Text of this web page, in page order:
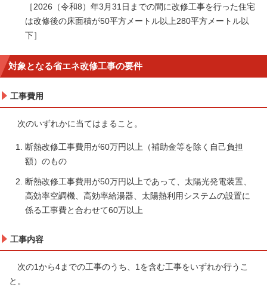
［2026（令和8）年3月31日までの間に改修工事を行った住宅
は改修後の床面積が50平方メートル以上280平方メートル以
下］
対象となる省エネ改修工事の要件
工事費用
次のいずれかに当てはまること。
断熱改修工事費用が60万円以上（補助金等を除く自己負担
額）のもの
断熱改修工事費用が50万円以上であって、太陽光発電装置、
高効率空調機、高効率給湯器、太陽熱利用システムの設置に
係る工事費と合わせて60万以上
工事内容
次の1から4までの工事のうち、1を含む工事をいずれか行うこ
と。